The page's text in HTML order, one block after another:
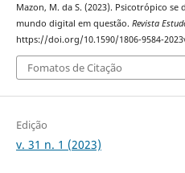
Mazon, M. da S. (2023). Psicotrópico
mundo digital em questão. Revista
https://doi.org/10.1590/1806-9584-
Fomatos de Citação
Edição
v. 31 n. 1 (2023)